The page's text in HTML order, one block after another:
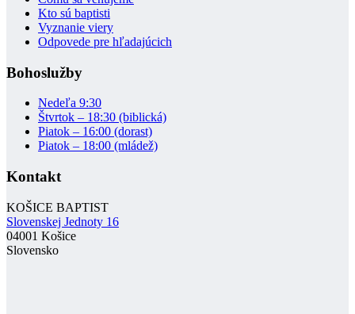
Kto sú baptisti
Vyznanie viery
Odpovede pre hľadajúcich
Bohoslužby
Nedeľa 9:30
Štvrtok – 18:30 (biblická)
Piatok – 16:00 (dorast)
Piatok – 18:00 (mládež)
Kontakt
KOŠICE BAPTIST
Slovenskej Jednoty 16
04001 Košice
Slovensko